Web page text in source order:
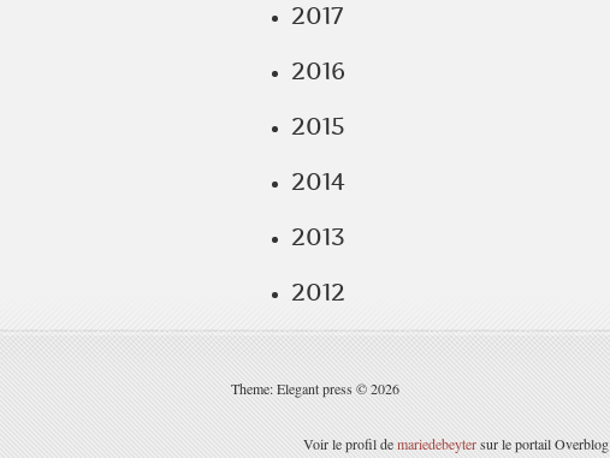
2017
2016
2015
2014
2013
2012
Theme: Elegant press © 2026
Voir le profil demariedebeytersur le portail Overblog